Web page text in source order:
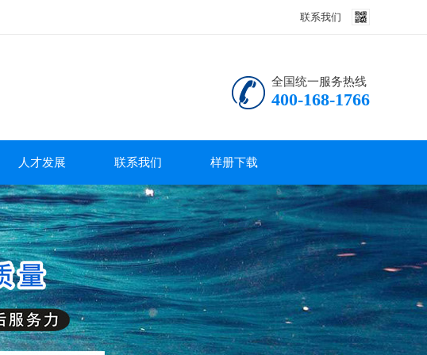
联系我们
全国统一服务热线
400-168-1766
人才发展
人才战略
人才招聘
培训发展
联系我们
联系我们
样册下载
产品说明书
技术资料